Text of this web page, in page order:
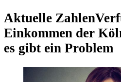
Aktuelle Zahlen
Einkommen der
es gibt ein Problem